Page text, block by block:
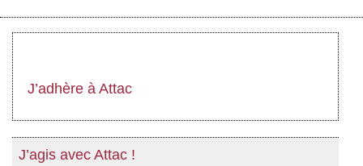
J’adhère à Attac
J’agis avec Attac !